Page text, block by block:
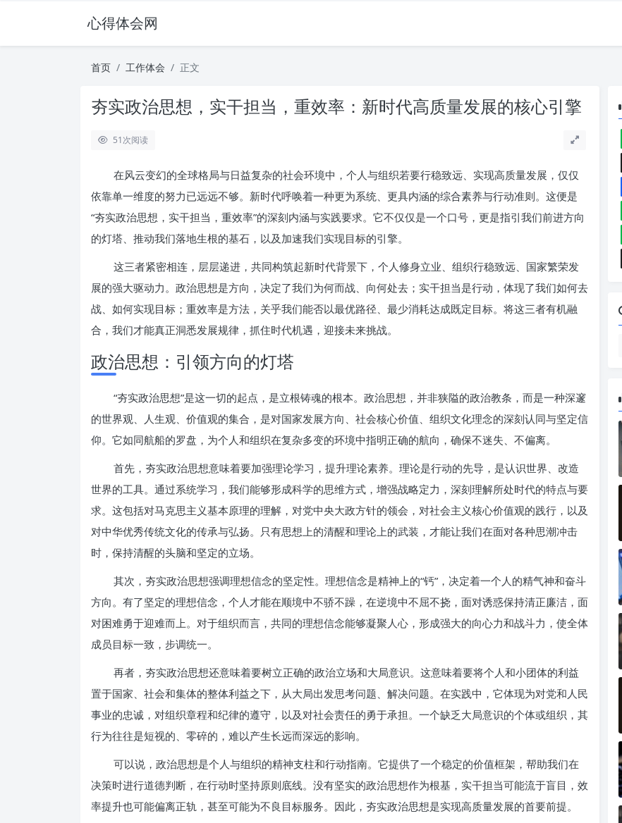
心得体会网
首页 工作体会 正文
夯实政治思想，实干担当，重效率：新时代高质量发展的核心引擎
51次阅读
在风云变幻的全球格局与日益复杂的社会环境中，个人与组织若要行稳致远、实现高质量发展，仅仅
依靠单一维度的努力已远远不够。新时代呼唤着一种更为系统、更具内涵的综合素养与行动准则。这便是
“夯实政治思想，实干担当，重效率”的深刻内涵与实践要求。它不仅仅是一个口号，更是指引我们前进方向
的灯塔、推动我们落地生根的基石，以及加速我们实现目标的引擎。
这三者紧密相连，层层递进，共同构筑起新时代背景下，个人修身立业、组织行稳致远、国家繁荣发
展的强大驱动力。政治思想是方向，决定了我们为何而战、向何处去；实干担当是行动，体现了我们如何去
战、如何实现目标；重效率是方法，关乎我们能否以最优路径、最少消耗达成既定目标。将这三者有机融
合，我们才能真正洞悉发展规律，抓住时代机遇，迎接未来挑战。
政治思想：引领方向的灯塔
“夯实政治思想”是这一切的起点，是立根铸魂的根本。政治思想，并非狭隘的政治教条，而是一种深邃
的世界观、人生观、价值观的集合，是对国家发展方向、社会核心价值、组织文化理念的深刻认同与坚定信
仰。它如同航船的罗盘，为个人和组织在复杂多变的环境中指明正确的航向，确保不迷失、不偏离。
首先，夯实政治思想意味着要加强理论学习，提升理论素养。理论是行动的先导，是认识世界、改造
世界的工具。通过系统学习，我们能够形成科学的思维方式，增强战略定力，深刻理解所处时代的特点与要
求。这包括对马克思主义基本原理的理解，对党中央大政方针的领会，对社会主义核心价值观的践行，以及
对中华优秀传统文化的传承与弘扬。只有思想上的清醒和理论上的武装，才能让我们在面对各种思潮冲击
时，保持清醒的头脑和坚定的立场。
其次，夯实政治思想强调理想信念的坚定性。理想信念是精神上的“钙”，决定着一个人的精气神和奋斗
方向。有了坚定的理想信念，个人才能在顺境中不骄不躁，在逆境中不屈不挠，面对诱惑保持清正廉洁，面
对困难勇于迎难而上。对于组织而言，共同的理想信念能够凝聚人心，形成强大的向心力和战斗力，使全体
成员目标一致，步调统一。
再者，夯实政治思想还意味着要树立正确的政治立场和大局意识。这意味着要将个人和小团体的利益
置于国家、社会和集体的整体利益之下，从大局出发思考问题、解决问题。在实践中，它体现为对党和人民
事业的忠诚，对组织章程和纪律的遵守，以及对社会责任的勇于承担。一个缺乏大局意识的个体或组织，其
行为往往是短视的、零碎的，难以产生长远而深远的影响。
可以说，政治思想是个人与组织的精神支柱和行动指南。它提供了一个稳定的价值框架，帮助我们在
决策时进行道德判断，在行动时坚持原则底线。没有坚实的政治思想作为根基，实干担当可能流于盲目，效
率提升也可能偏离正轨，甚至可能为不良目标服务。因此，夯实政治思想是实现高质量发展的首要前提。